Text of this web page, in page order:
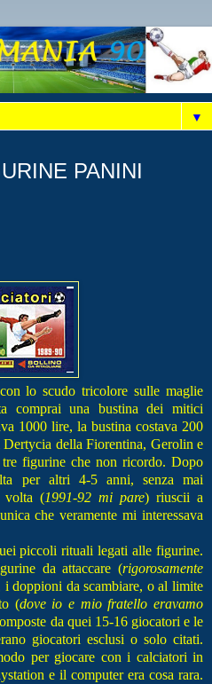
▼
PANINI
lo scudo tricolore sulle maglie
comprai una bustina dei mitici
1000 lire, la bustina costava 200
della Fiorentina, Gerolin e
figurine che non ricordo. Dopo
per altri 4-5 anni, senza mai
volta (1991-92 mi pare) riuscii a
che veramente mi interessava
piccoli rituali legati alle figurine.
da attaccare (rigorosamente
i doppioni da scambiare, o al limite
(dove io e mio fratello eravamo
da quei 15-16 giocatori e le
giocatori esclusi o solo citati.
per giocare con i calciatori in
e il computer era cosa rara.